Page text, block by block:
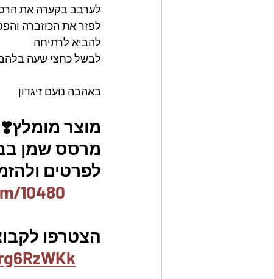
לערבב בקערה את
לפזר את הכוזברה
להביא לרתיחה
לבשל כחצי שעה
באהבה נועם זיגדון
מוצר מומלץ❣️
מרסס שמן
לפרטים
10480
הצטרפו